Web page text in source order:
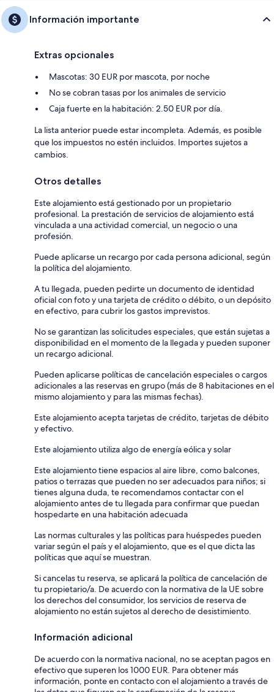
Información importante
Extras opcionales
Mascotas: 30 EUR por mascota, por noche
No se cobran tasas por los animales de servicio
Caja fuerte en la habitación: 2.50 EUR por día.
La lista anterior puede estar incompleta. Además, es posible
que los impuestos no estén incluidos. Importes sujetos a
cambios.
Otros detalles
Este alojamiento está gestionado por un propietario
profesional. La prestación de servicios de alojamiento está
vinculada a una actividad comercial, un negocio o una
profesión.
Puede aplicarse un recargo por cada persona adicional, según
la política del alojamiento.
A tu llegada, pueden pedirte un documento de identidad
oficial con foto y una tarjeta de crédito o débito, o un depósito
en efectivo, para cubrir los gastos imprevistos.
No se garantizan las solicitudes especiales, que están sujetas a
disponibilidad en el momento de la llegada y pueden suponer
un recargo adicional.
Pueden aplicarse políticas de cancelación especiales o cargos
adicionales a las reservas en grupo (más de 8 habitaciones en el
mismo alojamiento y para las mismas fechas).
Este alojamiento acepta tarjetas de crédito, tarjetas de débito
y efectivo.
Este alojamiento utiliza algo de energía eólica y solar
Este alojamiento tiene espacios al aire libre, como balcones,
patios o terrazas que pueden no ser adecuados para niños; si
tienes alguna duda, te recomendamos contactar con el
alojamiento antes de tu llegada para confirmar que puedan
hospedarte en una habitación adecuada
Las normas culturales y las políticas para huéspedes pueden
variar según el país y el alojamiento, que es el que dicta las
políticas que aquí se muestran.
Si cancelas tu reserva, se aplicará la política de cancelación de
tu propietario/a. De acuerdo con la normativa de la UE sobre
los derechos del consumidor, los servicios de reserva de
alojamiento no están sujetos al derecho de desistimiento.
Información adicional
De acuerdo con la normativa nacional, no se aceptan pagos en
efectivo que superen los 1000 EUR. Para obtener más
información, ponte en contacto con el alojamiento a través de